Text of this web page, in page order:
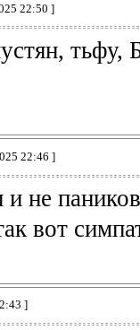
22:50 ]
тьфу,
22:46 ]
и не
вот
]